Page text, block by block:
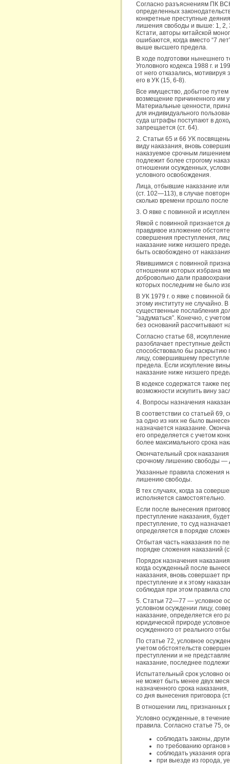
Согласно разъяснениям ПК
определенных
конкретные преступные
лишения свободы и выше: 1, 2,
Кстати, авторы китайской
ошибаются, когда вместо “7
выше высшего предела.
В ходе подготовки нынешнего
Уголовного кодекса 1988 г. и
от него отказались,
его в УК (15, 6-8).
Все имущество, добытое
возмещение причиненного им
Материальные ценности,
для индивидуального
суда штрафы поступают в
запрещается (ст. 64).
2. Статьи 65 и 66 УК
виду наказания, вновь
наказуемое срочным
подлежит более строгому
отношении осужденных,
условного освобождения.
Лица, отбывшие наказание или
(ст. 102—113), в случае
сколько времени прошло
3. О явке с повинной и
Явкой с повинной признается
правдивое изложение
совершения преступления,
наказание ниже низшего
быть освобождено от
Явившимися с повинной
отношении которых избрана
добровольно дали
которых последним не было
В УК 1979 г. о явке с повинной
этому институту не случайно.
существенные послабления
“задуматься”. Конечно, с
без оснований рассчитывают
Согласно статье 68,
разоблачает преступные
способствовало бы раскрытию
лицу, совершившему
предела. Если искупление
наказание ниже низшего
В кодексе содержатся также
возможности искупить вину
4. Вопросы назначения
В соответствии со статьей 69,
за одно из них не было
назначается наказание.
его определяется с учетом
более максимального срока
Окончательный срок
срочному лишению свободы —
Указанные правила сложения
лишению свободы.
В тех случаях, когда за
исполняется самостоятельно.
Если после вынесения
преступление наказания,
преступление, то суд
определяется в порядке
Отбытая часть наказания по
порядке сложения наказаний
Порядок назначения
когда осужденный после
наказания, вновь совершает
преступление и к этому
соблюдая при этом правила
5. Статьи 72—77 — условное
условном осуждении лицу,
наказание, определяется его
юридической природе
осужденного от реального
По статье 72, условное
учетом обстоятельств
преступлении и не
наказание, последнее
Испытательный срок условно
не может быть менее двух
назначенного срока
со дня вынесения приговора
В отношении лиц, признанных
Условно осужденные, в
правила. Согласно статье 75,
соблюдать законы,
по требованию органов
соблюдать указания
при выезде из города,